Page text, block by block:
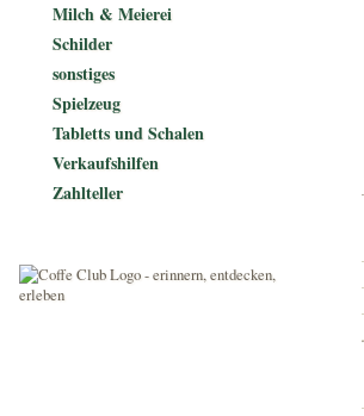
Milch & Meierei
Schilder
sonstiges
Spielzeug
Tabletts und Schalen
Verkaufshilfen
Zahlteller